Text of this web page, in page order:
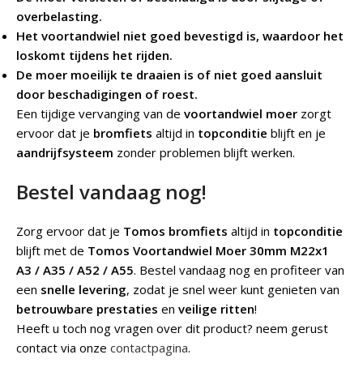
overbelasting.
Het voortandwiel niet goed bevestigd is, waardoor het
loskomt tijdens het rijden.
De moer moeilijk te draaien is of niet goed aansluit
door beschadigingen of roest.
Een tijdige vervanging van de voortandwiel moer zorgt
ervoor dat je bromfiets altijd in topconditie blijft en je
aandrijfsysteem zonder problemen blijft werken.
Bestel vandaag nog!
Zorg ervoor dat je Tomos bromfiets altijd in topconditie
blijft met de Tomos Voortandwiel Moer 30mm M22x1
A3 / A35 / A52 / A55. Bestel vandaag nog en profiteer van
een snelle levering, zodat je snel weer kunt genieten van
betrouwbare prestaties en veilige ritten!
Heeft u toch nog vragen over dit product? neem gerust
contact via onze contactpagina.